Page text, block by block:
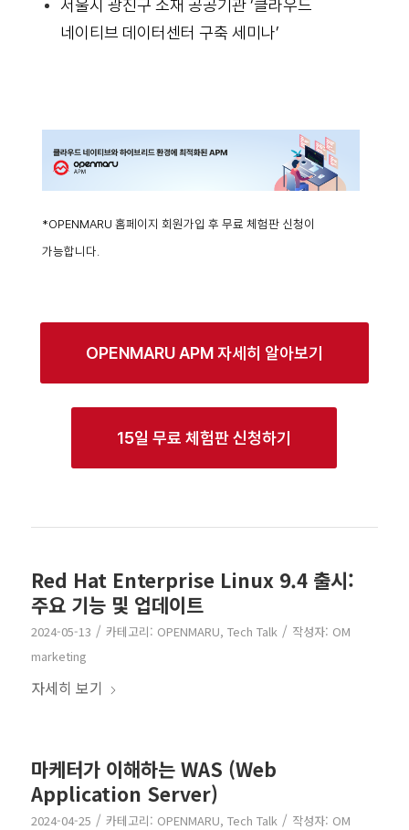
서울시 광진구 소재 공공기관 ‘클라우드
네이티브 데이터센터 구축 세미나’
*OPENMARU 홈페이지 회원가입 후 무료 체험판 신청이
가능합니다.
OPENMARU APM 자세히 알아보기
15일 무료 체험판 신청하기
Red Hat Enterprise Linux 9.4 출시:
주요 기능 및 업데이트
2024-05-13 / 카테고리: OPENMARU, Tech Talk / 작성자: OM
marketing
자세히 보기
마케터가 이해하는 WAS (Web
Application Server)
2024-04-25 / 카테고리: OPENMARU, Tech Talk / 작성자: OM